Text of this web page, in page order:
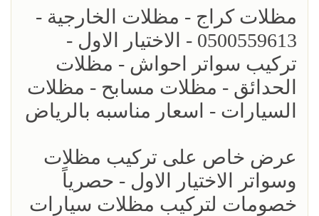
مظلات كراج - مظلات الخارجية -
0500559613 - الاختيار الاول -
تركيب سواتر احواش - مظلات
الحدائق - مظلات مسابح - مظلات
السيارات - اسعار مناسبه بالرياض
عرض خاص على تركيب مظلات
وسواتر الاختيار الاول - حصرياً
خصومات لتركيب مظلات سيارات